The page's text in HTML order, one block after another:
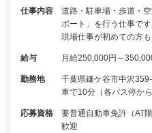
仕事内容
道路・駐車場・歩道・
ポート」を行う仕事で
現場仕事が初めての方
給与 月給250,000円～
勤務地
千葉県鎌ケ谷市中沢
車で10分（各バス停から
応募資格
要普通自動車免許（
歓迎